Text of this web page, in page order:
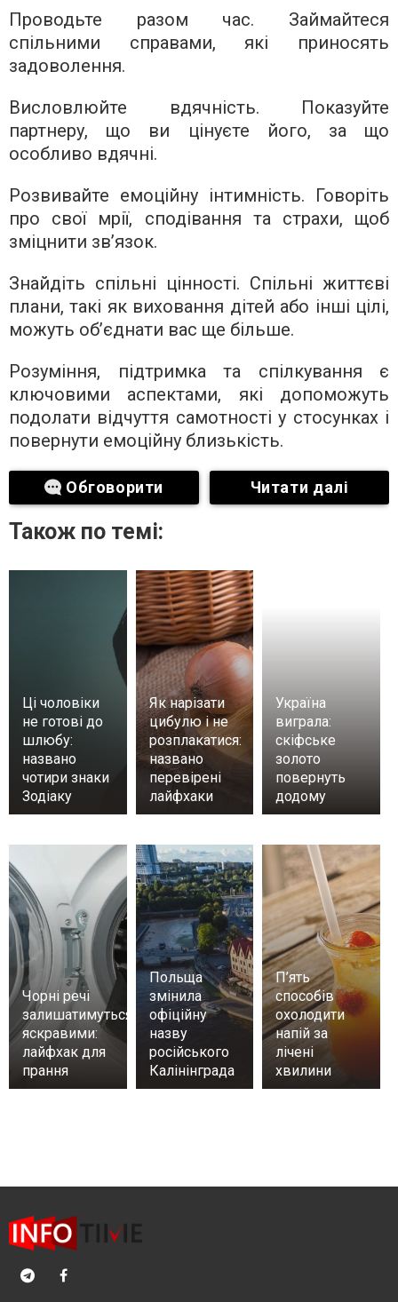
Проводьте разом час. Займайтеся
спільними справами, які приносять
задоволення.
Висловлюйте вдячність. Показуйте
партнеру, що ви цінуєте його, за що
особливо вдячні.
Розвивайте емоційну інтимність. Говоріть
про свої мрії, сподівання та страхи, щоб
зміцнити зв’язок.
Знайдіть спільні цінності. Спільні життєві
плани, такі як виховання дітей або інші цілі,
можуть об’єднати вас ще більше.
Розуміння, підтримка та спілкування є
ключовими аспектами, які допоможуть
подолати відчуття самотності у стосунках і
повернути емоційну близькість.
Обговорити Читати далі
Також по темі:
Ці чоловіки
не готові до
шлюбу:
названо
чотири знаки
Зодіаку
Як нарізати
цибулю і не
розплакатися:
названо
перевірені
лайфхаки
Україна
виграла:
скіфське
золото
повернуть
додому
Чорні речі
залишатимуться
яскравими:
лайфхак для
прання
Польща
змінила
офіційну
назву
російського
Калінінграда
П’ять
способів
охолодити
напій за
лічені
хвилини